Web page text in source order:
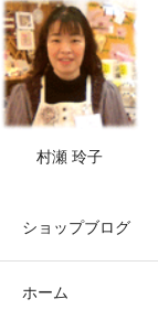
村瀬 玲子
ショップブログ
ホーム